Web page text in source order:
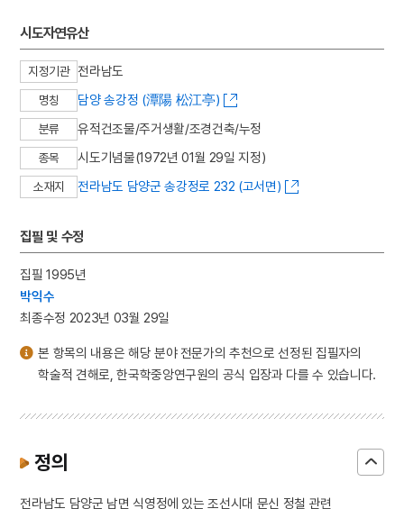
시도자연유산
지정기관 전라남도
명칭 담양 송강정 (潭陽 松江亭)
분류 유적건조물/주거생활/조경건축/누정
종목 시도기념물(1972년 01월 29일 지정)
소재지 전라남도 담양군 송강정로 232 (고서면)
집필 및 수정
집필 1995년
박익수
최종수정 2023년 03월 29일
본 항목의 내용은 해당 분야 전문가의 추천으로 선정된 집필자의
학술적 견해로, 한국학중앙연구원의 공식 입장과 다를 수 있습니다.
정의
전라남도 담양군 남면 식영정에 있는 조선시대 문신 정철 관련